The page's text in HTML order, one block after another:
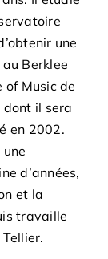
une
Berklee
of Music de
dont il sera
en 2002.
d’années,
et la
travaille